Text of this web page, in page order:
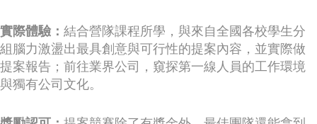
實際體驗： 結合營隊課程所學，與來自全國各校學生分
組腦力激盪出最具創意與可行性的提案內容，並實際做
提案報告；前往業界公司，窺探第一線人員的工作環境
與獨有公司文化。